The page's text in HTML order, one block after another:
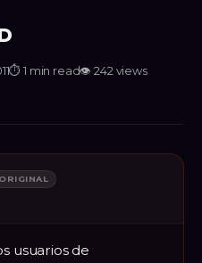
⏱1 min read👁242 views
ORIGINAL
usuarios de